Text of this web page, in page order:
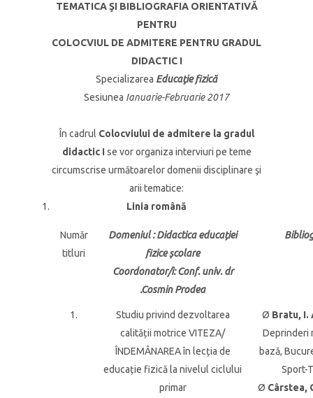
TEMATICA ŞI BIBLIOGRAFIA ORIENTATIVĂ
PENTRU
COLOCVIUL DE ADMITERE PENTRU GRADUL
DIDACTIC I
Specializarea Educaţie fizică
Sesiunea Ianuarie-Februarie 2017
În cadrul Colocviului de admitere la gradul
didactic I se vor organiza interviuri pe teme
circumscrise următoarelor domenii disciplinare şi
arii tematice:
Linia română
Număr
titluri
Domeniul: Didacticaeducației
fizice școlare
Coordonator/i: Conf. univ. dr
.Cosmin Prodea
1.
Studiu privind dezvoltarea
calității motrice VITEZA/
ÎNDEMÂNAREA în lecția de
educație fizică la nivelul ciclului
primar
Ø Bratu, I.
Deprinderi
bază,
Sport-
Ø Cârstea,